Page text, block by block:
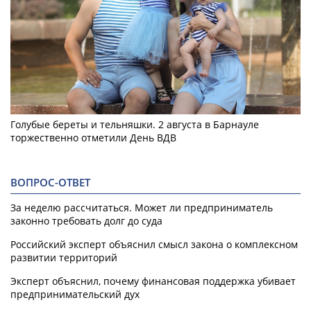
Голубые береты и тельняшки. 2 августа в Барнауле
торжественно отметили День ВДВ
ВОПРОС-ОТВЕТ
За неделю рассчитаться. Может ли предприниматель
законно требовать долг до суда
Российский эксперт объяснил смысл закона о комплексном
развитии территорий
Эксперт объяснил, почему финансовая поддержка убивает
предпринимательский дух